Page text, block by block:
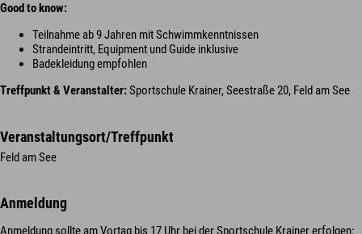
Good to know:
Teilnahme ab 9 Jahren mit Schwimmkenntnissen
Strandeintritt, Equipment und Guide inklusive
Badekleidung empfohlen
Treffpunkt & Veranstalter:Sportschule Krainer, Seestraße 20, Feld am See
Veranstaltungsort/Treffpunkt
Feld am See
Anmeldung
Anmeldung sollte am Vortag bis 17 Uhr bei der Sportschule Krainer erfolgen: